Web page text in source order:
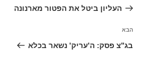
הקודםהעליון ביטל את הפטור מארנונה
הפוסט
הבא
הבא
בג"צ פסק: ה'עריק' נשאר בכלא